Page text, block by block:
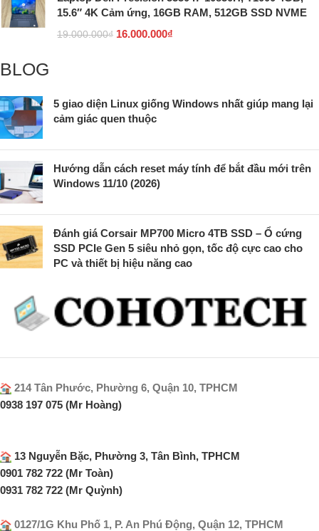
15.6″ 4K Cảm ứng, 16GB RAM, 512GB SSD NVME
19.000.000₫ 16.000.000₫
BLOG
5 giao diện Linux giống Windows nhất giúp mang lại
cảm giác quen thuộc
Hướng dẫn cách reset máy tính để bắt đầu mới trên
Windows 11/10 (2026)
Đánh giá Corsair MP700 Micro 4TB SSD – Ổ cứng
SSD PCIe Gen 5 siêu nhỏ gọn, tốc độ cực cao cho
PC và thiết bị hiệu năng cao
214 Tân Phước, Phường 6, Quận 10, TPHCM
0938 197 075 (Mr Hoàng)
13 Nguyễn Bặc, Phường 3, Tân Bình, TPHCM
0901 782 722 (Mr Toàn)
0931 782 722 (Mr Quỳnh)
0127/1G Khu Phố 1, P. An Phú Động, Quận 12, TPHCM